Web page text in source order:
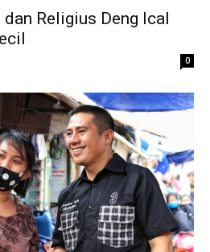
dan Religius Deng Ical
0